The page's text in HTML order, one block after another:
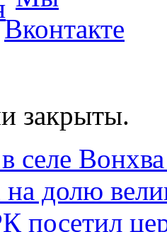
закрыты.
селе
долю
посетил